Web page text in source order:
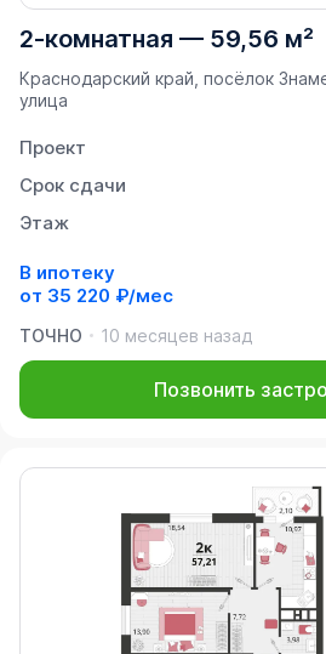
2-комнатная — 59,56 м²
Краснодарский край, посёлок
улица
Проект
Срок сдачи
Этаж
В ипотеку
от 35 220 ₽/мес
ТОЧНО
10 месяцев назад
Позвонить